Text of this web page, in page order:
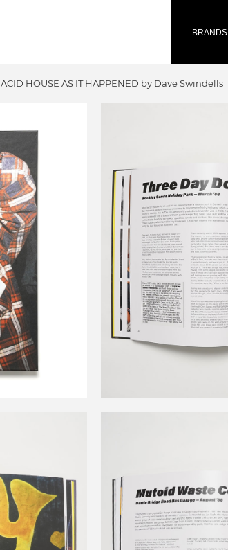
BRANDS
ACID HOUSE AS IT HAPPENED by Dave Swindells